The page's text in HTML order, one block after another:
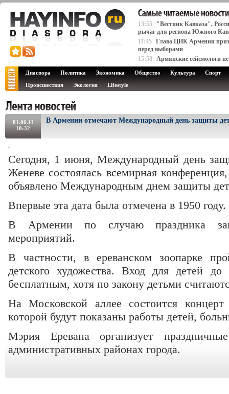
13:55
"Вестник Кавказа",
рычаг для региона Южного
11:45 Глава ЦИК Армении
перед выборами
15:58 Армянские сейсмологи
Диаспора Политика Экономика Общество Культура
Спорт
Происшествия
Экология Lifestyle
01.06.11
10:32
В Армении отмечают Международный день защиты
Сегодня, 1 июня, Международный день
Женеве состоялась всемирная
объявлено Международным днем защиты
Впервые эта дата была отмечена в 1950 году.
В Армении по случаю праздника
мероприятий.
В частности, в ереванском зоопарке
детского художества. Вход для детей
бесплатным, хотя по закону детьми
На Московской аллее состоится
которой будут показаны работы детей,
Мэрия Еревана организует
административных районах города.